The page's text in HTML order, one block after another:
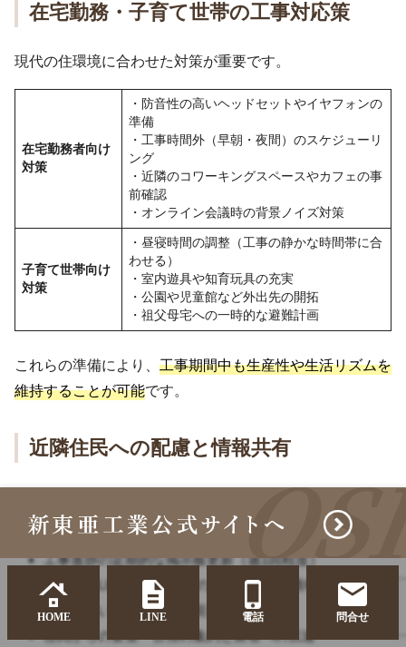
在宅勤務・子育て世帯の工事対応策
現代の住環境に合わせた対策が重要です。
在宅勤務者向け
対策
・防音性の高いヘッドセットやイヤフォンの
準備
・工事時間外（早朝・夜間）のスケジューリ
ング
・近隣のコワーキングスペースやカフェの事
前確認
・オンライン会議時の背景ノイズ対策
子育て世帯向け
対策
・昼寝時間の調整（工事の静かな時間帯に合
わせる）
・室内遊具や知育玩具の充実
・公園や児童館など外出先の開拓
・祖父母宅への一時的な避難計画
これらの準備により、 工事期間中も生産性や生活リズムを
維持することが可能です。
近隣住民への配慮と情報共有
す。
工事進捗の定期的な掲示板更新（週1回程度）
住民向けLINEグループでのリアルタイム情報共有
騒音や臭いの強い日の事前通知
住民からの要望・苦情の集約と業者への伝達
HOME LINE 電話 問合せ